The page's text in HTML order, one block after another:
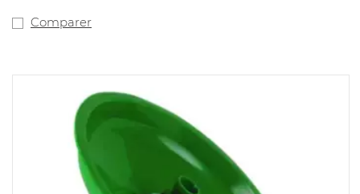
de la fontaine rince-yeux. Applications : environnements
Comparer